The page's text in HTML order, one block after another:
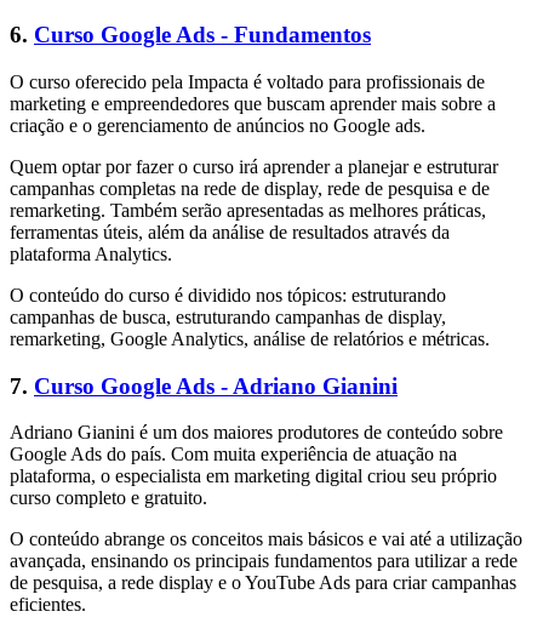
6. Curso Google Ads - Fundamentos
O curso oferecido pela Impacta é voltado para profissionais de
marketing e empreendedores que buscam aprender mais sobre a
criação e o gerenciamento de anúncios no Google ads.
Quem optar por fazer o curso irá aprender a planejar e estruturar
campanhas completas na rede de display, rede de pesquisa e de
remarketing. Também serão apresentadas as melhores práticas,
ferramentas úteis, além da análise de resultados através da
plataforma Analytics.
O conteúdo do curso é dividido nos tópicos: estruturando
campanhas de busca, estruturando campanhas de display,
remarketing, Google Analytics, análise de relatórios e métricas.
7. Curso Google Ads - Adriano Gianini
Adriano Gianini é um dos maiores produtores de conteúdo sobre
Google Ads do país. Com muita experiência de atuação na
plataforma, o especialista em marketing digital criou seu próprio
curso completo e gratuito.
O conteúdo abrange os conceitos mais básicos e vai até a utilização
avançada, ensinando os principais fundamentos para utilizar a rede
de pesquisa, a rede display e o YouTube Ads para criar campanhas
eficientes.